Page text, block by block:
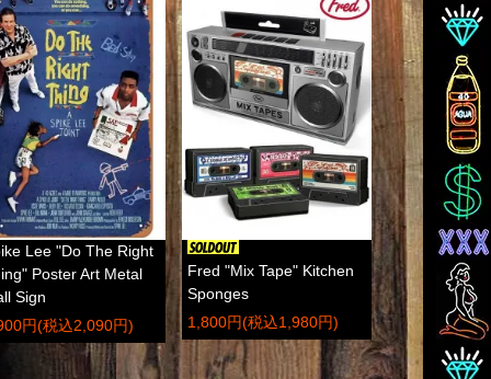
Lee "Do The Right
Poster Art Metal
Sign
円(税込2,090円)
Fred "Mix Tape" Kitchen
Sponges
1,800円(税込1,980円)